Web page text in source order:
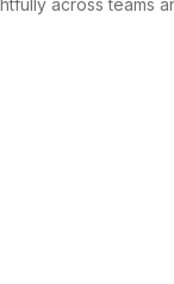
across teams